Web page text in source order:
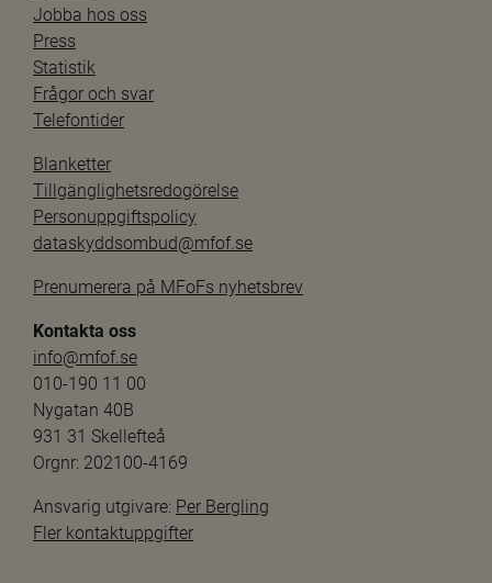
Jobba hos oss
Press
Statistik
Frågor och svar
Telefontider
Blanketter
Tillgänglighetsredogörelse
Personuppgiftspolicy
dataskyddsombud@mfof.se
Prenumerera på MFoFs nyhetsbrev
Kontakta oss
info@mfof.se
010-190 11 00
Nygatan 40B
931 31 Skellefteå
Orgnr: 202100-4169
Ansvarig utgivare: Per Bergling
Fler kontaktuppgifter